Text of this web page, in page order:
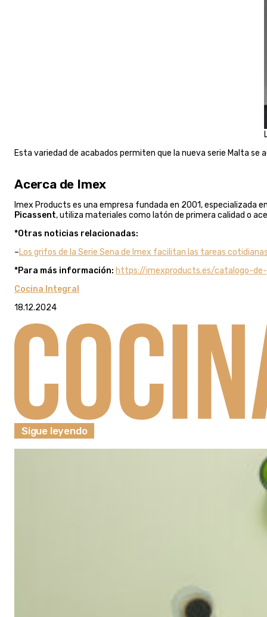
Esta variedad de acabados permiten que la nueva serie Malta se
Acerca de Imex
Imex Products es una empresa fundada en 2001, especializada
Picassent, utiliza materiales como latón de primera calidad o
*Otras noticias relacionadas:
–Los grifos de la Serie Sena de Imex facilitan las tareas
*Para más información: https://imexproducts.es/catalogo-
Cocina Integral
18.12.2024
Sigue leyendo